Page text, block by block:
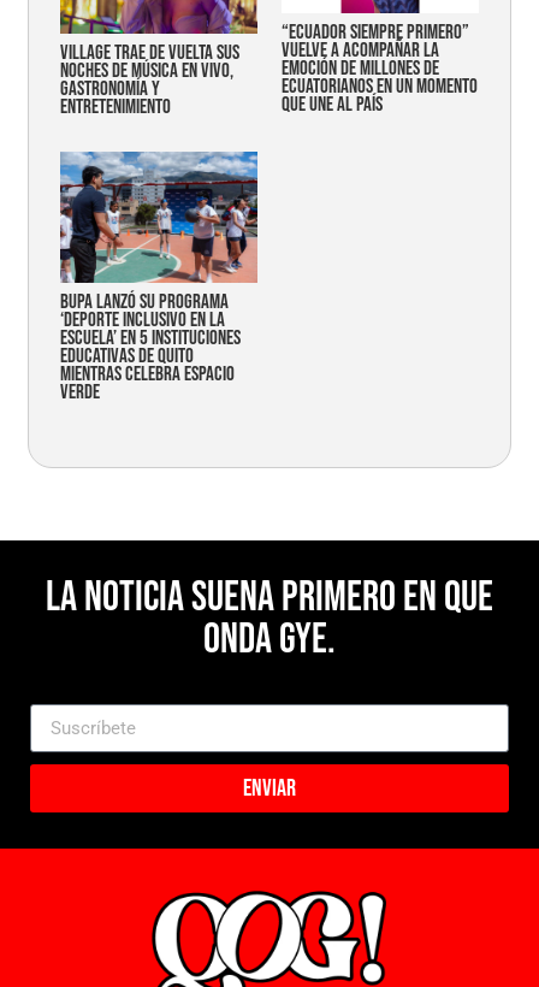
Village trae de vuelta sus
noches de música en vivo,
gastronomía y
entretenimiento
“Ecuador siempre primero”
vuelve a acompañar la
emoción de millones de
ecuatorianos en un momento
que une al país
Bupa lanzó su programa
‘Deporte Inclusivo en la
Escuela’ en 5 instituciones
educativas de Quito
mientras celebra espacio
verde
La noticia suena primero en Que
Onda Gye.
Enviar